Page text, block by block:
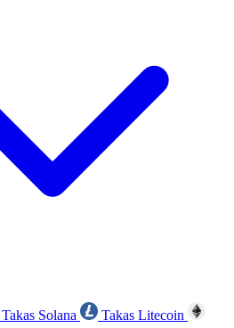
Takas Solana
Takas Litecoin